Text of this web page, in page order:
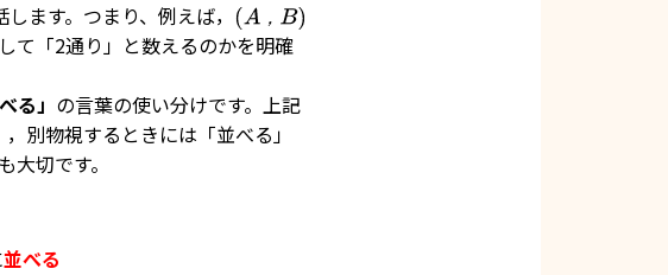
します。つまり、例えば， ，
(A，B)
して「2通り」と数えるのかを明確
る」 の言葉の使い分けです。上記
別物視するときには「並べる」
切です。
並べる